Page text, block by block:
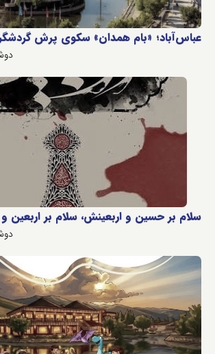
عباس‌آباد؛ «بام همدان» سکوی پرش
دوشنبه,
سلام بر حسین و اربعینش، سلام بر اربعین
دوشنبه,